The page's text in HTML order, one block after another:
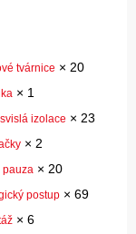
tvárnice × 20
× 1
svislá izolace × 23
× 2
pauza × 20
postup × 69
× 6